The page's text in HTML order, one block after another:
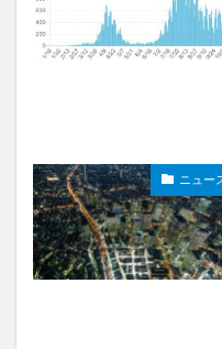
ニュー